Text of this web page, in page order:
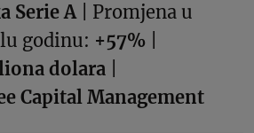
Serie A| Promjena u
godinu: +57%
dolara
Capital Management